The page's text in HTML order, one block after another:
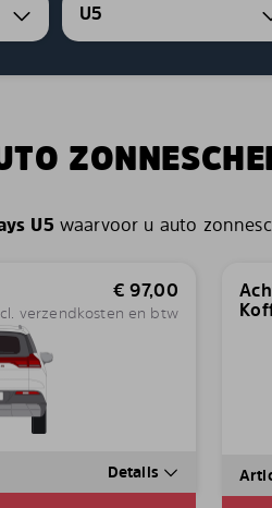
U5
U5 waarvoor u auto
€ 97,00
verzendkosten en btw
Details